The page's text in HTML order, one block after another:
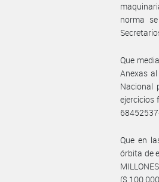
norma
Que
Anexas
Nacional
ejercicios
Que en
órbita de
($